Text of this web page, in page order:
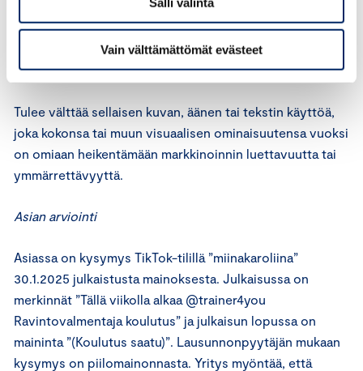
Vain välttämättömät evästeet
Markkinoijan tulee varmistaa, että sen sosiaalisen
median sivuston tai profiilin kaupallinen luonne ilmenee
selkeästi, ja että niissä noudatetaan hyvää liiketapaa.
Tulee välttää sellaisen kuvan, äänen tai tekstin käyttöä,
joka kokonsa tai muun visuaalisen ominaisuutensa vuoksi
on omiaan heikentämään markkinoinnin luettavuutta tai
ymmärrettävyyttä.
Asian arviointi
Asiassa on kysymys TikTok-tilillä ”miinakaroliina”
30.1.2025 julkaistusta mainoksesta. Julkaisussa on
merkinnät ”Tällä viikolla alkaa @trainer4you
Ravintovalmentaja koulutus” ja julkaisun lopussa on
maininta ”(Koulutus saatu)”. Lausunnonpyytäjän mukaan
kysymys on piilomainonnasta. Yritys myöntää, että